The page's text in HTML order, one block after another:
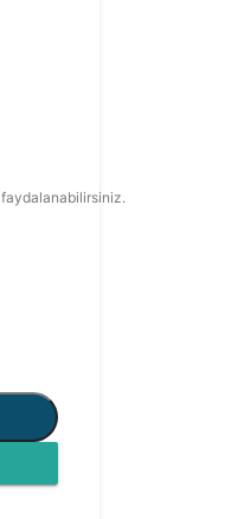
faydalanabilirsiniz.